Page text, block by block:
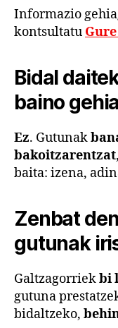
Informazio
kontsultatu
Bidal
baino
Ez. Gutunak
bakoitzarentzat
baita: izena,
Zenbat
gutunak
Galtzagorriekbi
gutuna
bidaltzeko,